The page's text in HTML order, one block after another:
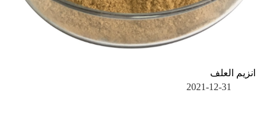
انزيم العلف
2021-12-31